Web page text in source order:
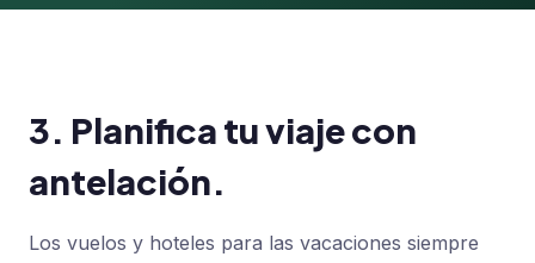
3. Planifica tu viaje con
antelación.
Los vuelos y hoteles para las vacaciones siempre